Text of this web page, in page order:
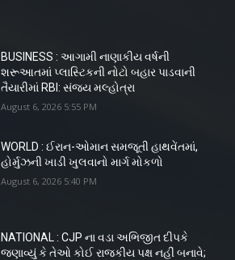
BUSINESS : આગામી નાણાકીય વર્ષની
શરૂઆતમાં પ્લાસ્ટિકની નોટો બહાર પાડવાની
તૈયારીમાં RBI: સંજય મલ્હોત્રા
August 6, 2026 5:55 PM
WORLD : ઈરાન-ઓમાન સમજૂતી હાથવેંતમાં,
હોર્મુઝની ખાડી ખુલવાનો માર્ગ મોકળો
August 6, 2026 5:40 PM
NATIONAL : CJP ના વડા અભિજીત દીપકે
જણાવ્યું કે તેઓ કોઈ રાજકીય પક્ષ નહીં બનાવે;